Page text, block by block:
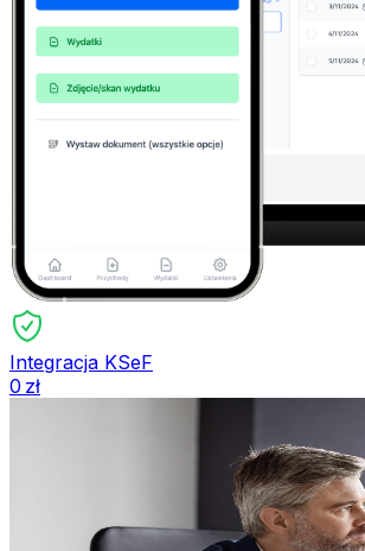
Integracja KSeF
0 zł